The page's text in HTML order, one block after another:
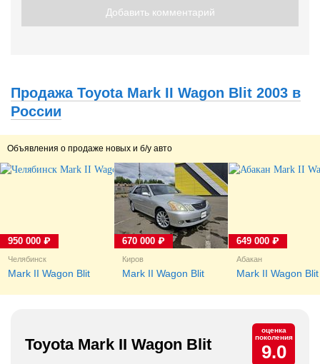
Добавить комментарий
Продажа Toyota Mark II Wagon Blit 2003 в
России
Объявления о продаже новых и б/у авто
Челябинск
Mark II Wagon Blit
950 000 ₽
Киров
Mark II Wagon Blit
670 000 ₽
Абакан
Mark II Wagon Blit
649 000 ₽
Toyota Mark II Wagon Blit
оценка
поколения
9.0